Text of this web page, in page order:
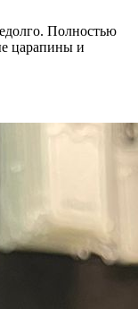
Полностью
царапины и